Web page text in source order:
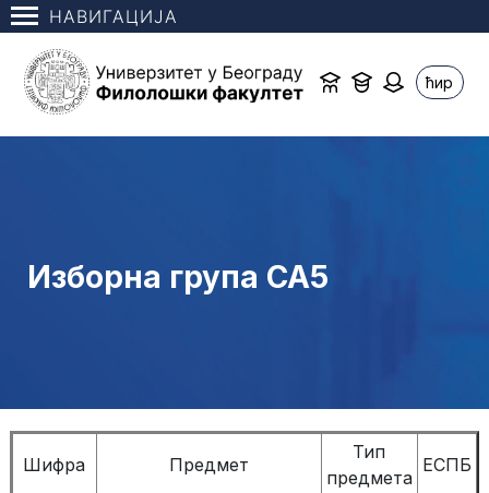
НАВИГАЦИЈА
ћир
Изборна група СА5
Шифра Предмет
Тип
предмета
ЕСПБ